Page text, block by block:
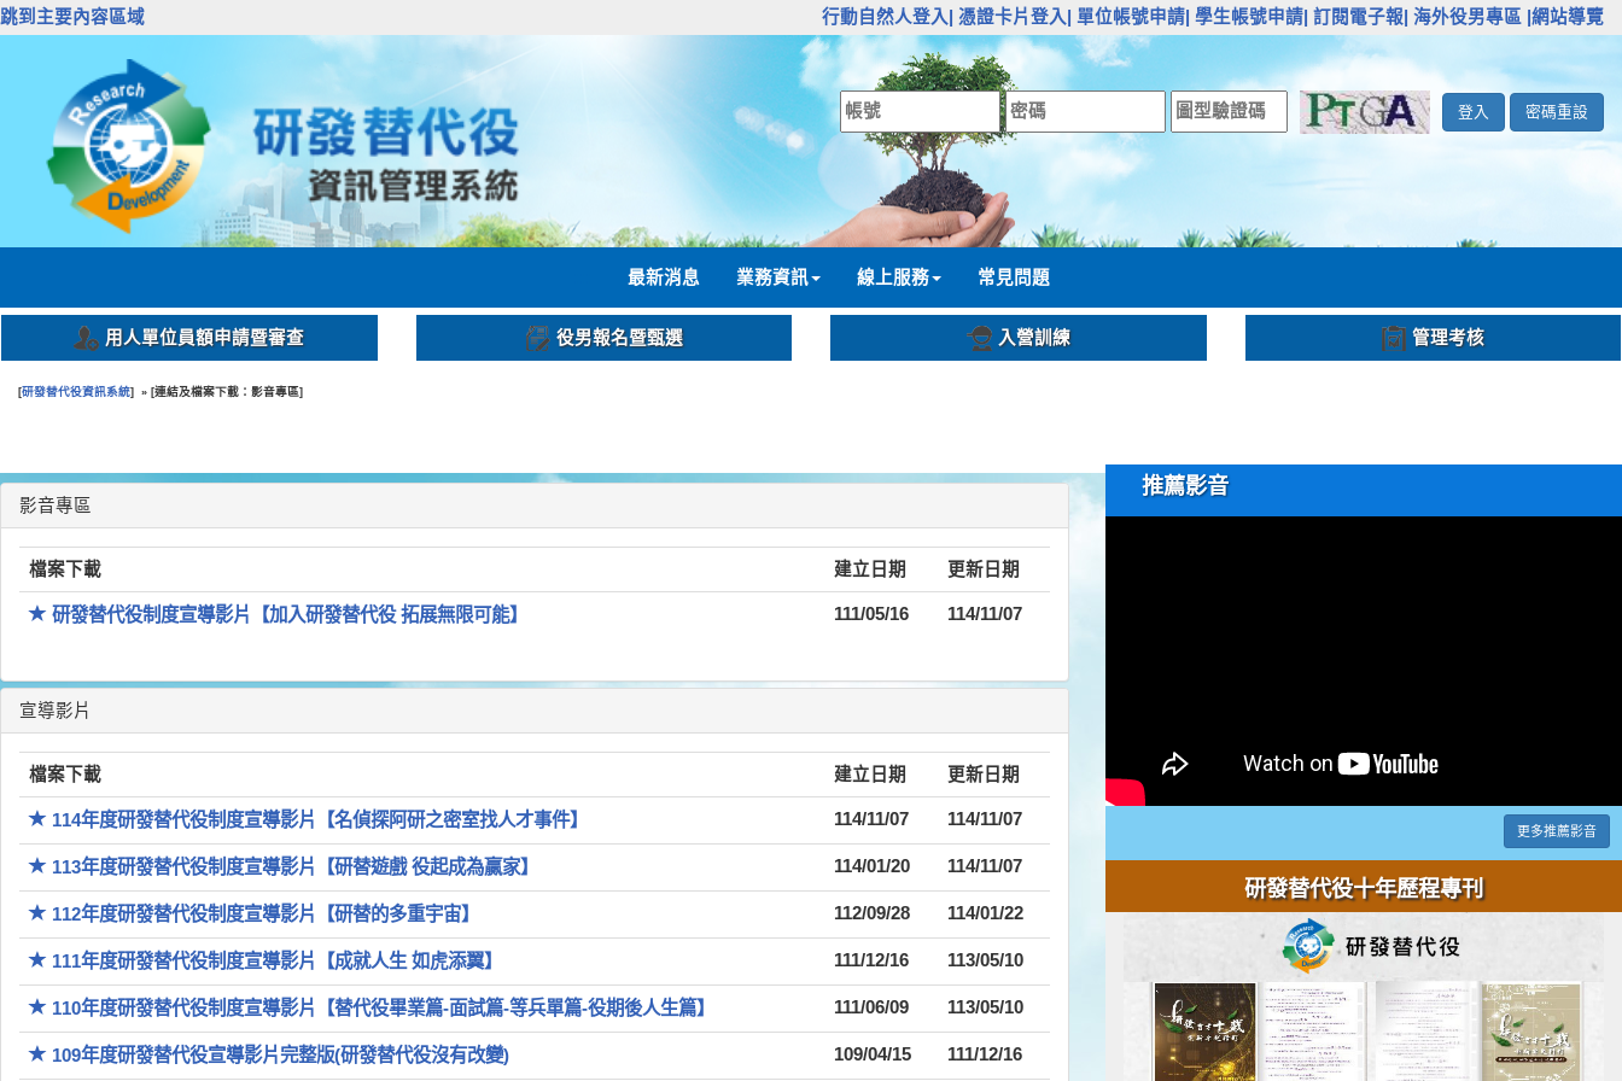
跳到主要內容區域 行動自然人登入| 憑證卡片登入| 單位帳號申請| 學生帳號申請| 訂閱電子報| 海外役男專區 |網站導覽
登入 密碼重設
最新消息 業務資訊 線上服務 常見問題
用人單位員額申請暨審查 役男報名暨甄選 入營訓練 管理考核
[研發替代役資訊系統] » [連結及檔案下載：影音專區]
影音專區
檔案下載 建立日期 更新日期
研發替代役制度宣導影片【加入研發替代役 拓展無限可能】 111/05/16 114/11/07
宣導影片
檔案下載 建立日期 更新日期
114年度研發替代役制度宣導影片【名偵探阿研之密室找人才事件】 114/11/07 114/11/07
113年度研發替代役制度宣導影片【研替遊戲 役起成為贏家】 114/01/20 114/11/07
112年度研發替代役制度宣導影片【研替的多重宇宙】 112/09/28 114/01/22
111年度研發替代役制度宣導影片【成就人生 如虎添翼】 111/12/16 113/05/10
110年度研發替代役制度宣導影片【替代役畢業篇-面試篇-等兵單篇-役期後人生篇】 111/06/09 113/05/10
109年度研發替代役宣導影片完整版(研發替代役沒有改變) 109/04/15 111/12/16
推薦影音
更多推薦影音
研發替代役十年歷程專刊